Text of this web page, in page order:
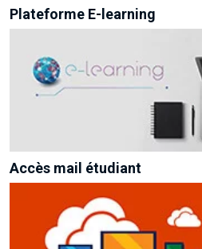
Plateforme E-learning
Accès mail étudiant